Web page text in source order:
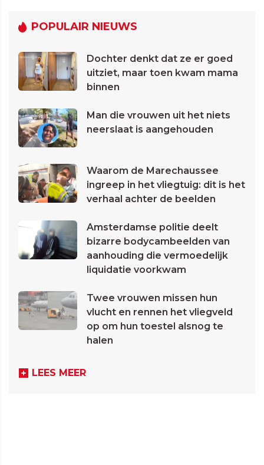
POPULAIR NIEUWS
Dochter denkt dat ze er goed
uitziet, maar toen kwam mama
binnen
Man die vrouwen uit het niets
neerslaat is aangehouden
Waarom de Marechaussee
ingreep in het vliegtuig: dit is het
verhaal achter de beelden
Amsterdamse politie deelt
bizarre bodycambeelden van
aanhouding die vermoedelijk
liquidatie voorkwam
Twee vrouwen missen hun
vlucht en rennen het vliegveld
op om hun toestel alsnog te
halen
LEES MEER